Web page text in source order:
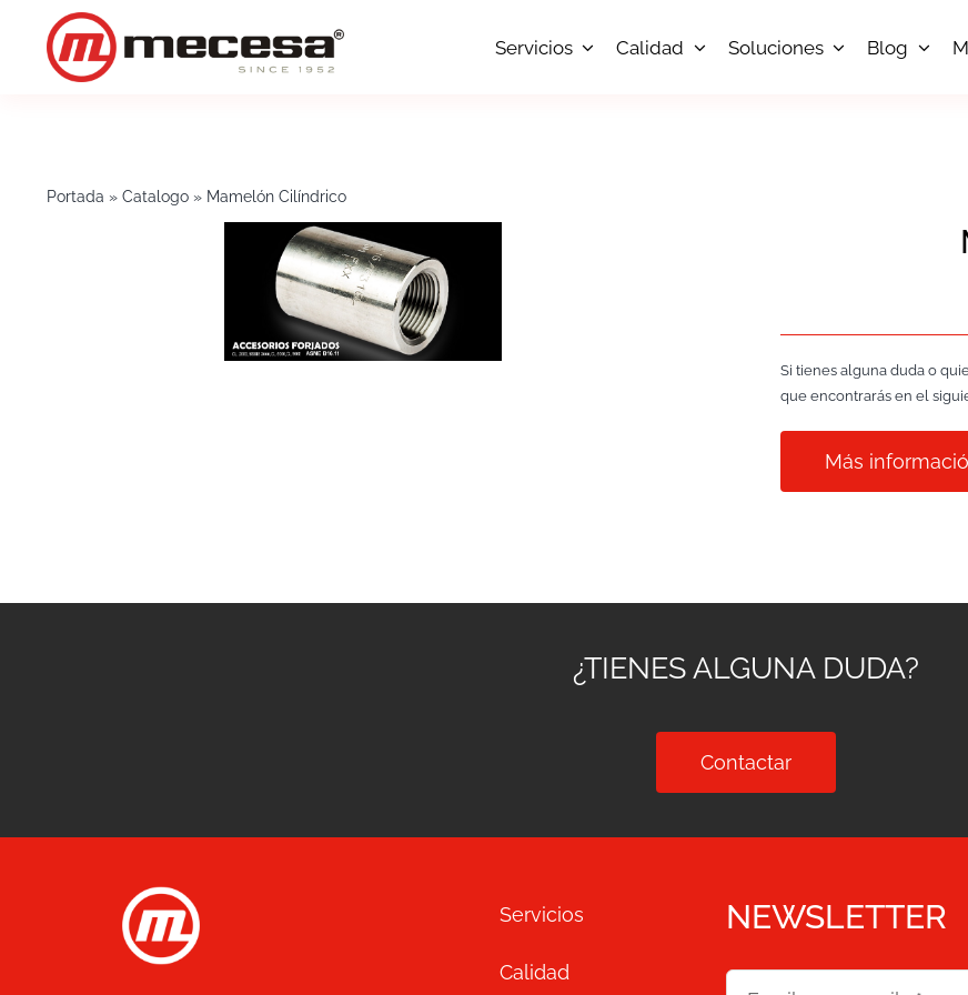
Servicios Calidad Soluciones Blog
Portada » Catalogo» Mamelón Cilíndrico
Si tienes alguna duda o
que encontrarás en el
Más
¿TIENES ALGUNA DUDA?
Contactar
Servicios
Calidad
NEWSLETTER